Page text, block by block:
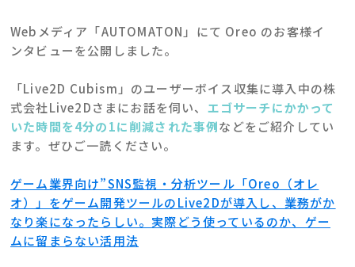
Webメディア「AUTOMATON」にて Oreo のお客様イ
ンタビューを公開しました。
「Live2D Cubism」のユーザーボイス収集に導入中の株
式会社Live2Dさまにお話を伺い、 エゴサーチにかかって
いた時間を4分の1に削減された事例などをご紹介してい
ます。ぜひご一読ください。
ゲーム業界向け”SNS監視・分析ツール「Oreo（オレ
オ）」をゲーム開発ツールのLive2Dが導入し、業務がか
なり楽になったらしい。実際どう使っているのか、ゲー
ムに留まらない活用法